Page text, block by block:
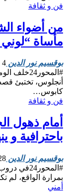
فن و ثقافة
من أضواء
مأساة
بوقسيم نور الدين 4 مايو, 2026
أنجلوس، تختبئ
كابوس…
فن و ثقافة
أمام ذهول
باحترافية
بوقسيم نور الدين 28
بمرارة الواقع، لم
أمني